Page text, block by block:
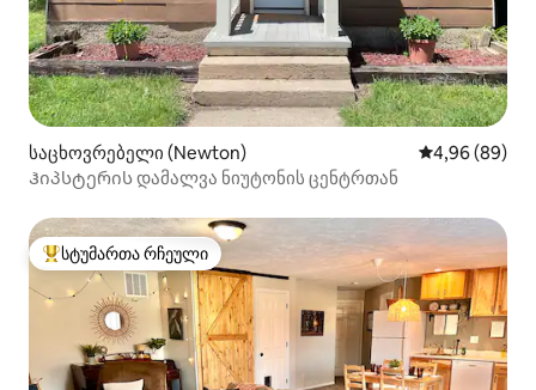
საცხოვრებელი (Newton) საშუალო
4,96 (89)
Ჰიპსტერის დამალვა ნიუტონის ცენტრთან
სტუმართა რჩეული მოწინავე ვარიანტი
სტუმართა რჩეული